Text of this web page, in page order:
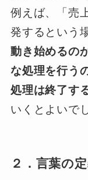
例えば、「売
発するという
動き始めるの
な処理を行う
処理は終了す
いくとよいで
２．言葉の